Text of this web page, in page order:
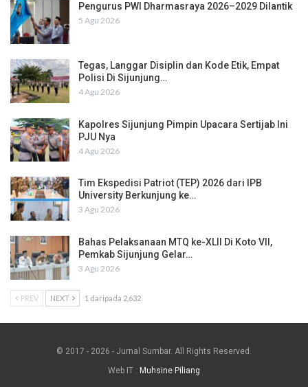
Pengurus PWI Dharmasraya 2026–2029 Dilantik
5 Agu 2026
Tegas, Langgar Disiplin dan Kode Etik, Empat
Polisi Di Sijunjung…
4 Agu 2026
Kapolres Sijunjung Pimpin Upacara Sertijab Ini
PJU Nya
4 Agu 2026
Tim Ekspedisi Patriot (TEP) 2026 dari IPB
University Berkunjung ke…
3 Agu 2026
Bahas Pelaksanaan MTQ ke-XLII Di Koto VII,
Pemkab Sijunjung Gelar…
3 Agu 2026
PREV NEXT 1 daripada 2,632
© 2017 - 2026 - Jurnal Sumbar. All Rights Reserved.
Web IT : Muhsine Piliang